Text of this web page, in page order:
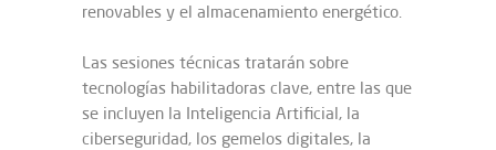
renovables y el almacenamiento energético.
Las sesiones técnicas tratarán sobre
tecnologías habilitadoras clave, entre las que
se incluyen la Inteligencia Artificial, la
ciberseguridad, los gemelos digitales, la